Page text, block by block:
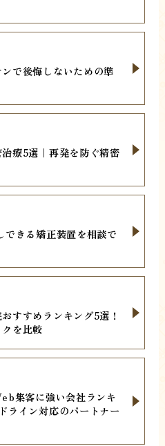
で後悔しないための準
療5選｜再発を防ぐ精密
きる矯正装置を相談で
すすめランキング5選！
を比較
集客に強い会社ランキ
ライン対応のパートナー